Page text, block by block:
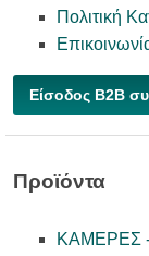
Πολιτική
Είσοδος B2B
Προϊόντα
ΚΑΜΕΡΕΣ